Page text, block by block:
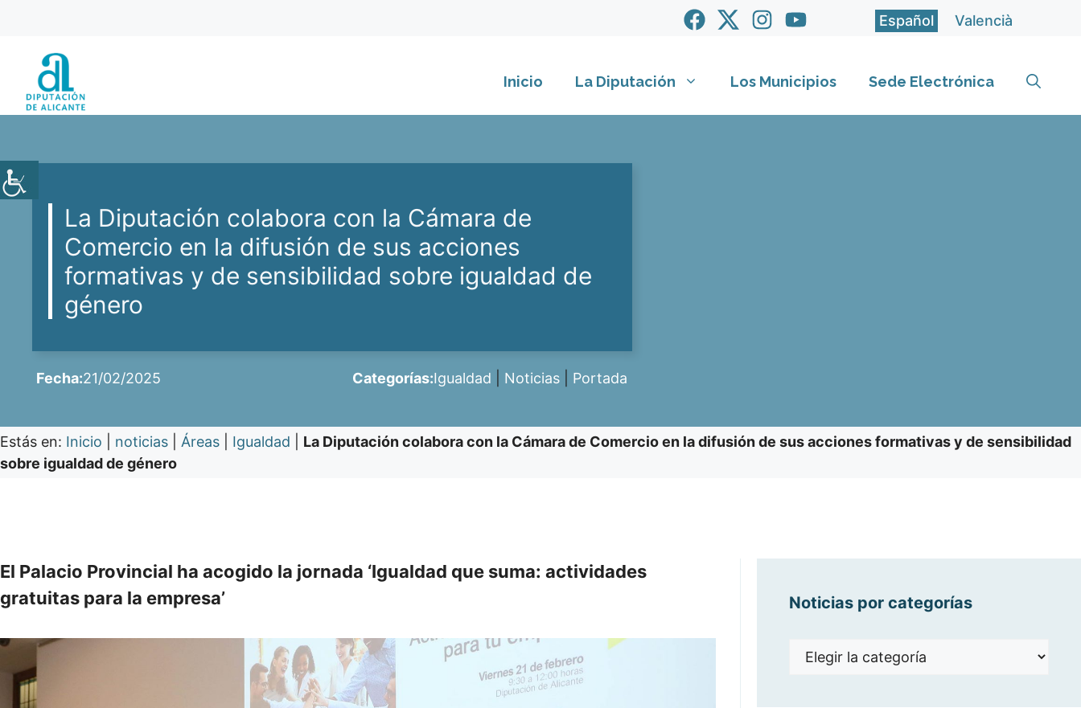
contenido
Español Valencià
Inicio La Diputación Los Municipios Sede Electrónica
La Diputación colabora con la Cámara de
Comercio en la difusión de sus acciones
formativas y de sensibilidad sobre igualdad de
género
Fecha:21/02/2025 Categorías:Igualdad Noticias Portada
Estás en: Inicio noticias Áreas Igualdad
La Diputación colabora con la Cámara de Comercio en la difusión de sus acciones formativas y de sensibilidad
sobre igualdad de género
El Palacio Provincial ha acogido la jornada ‘Igualdad que suma: actividades
gratuitas para la empresa’
Noticias por categorías
Noticias